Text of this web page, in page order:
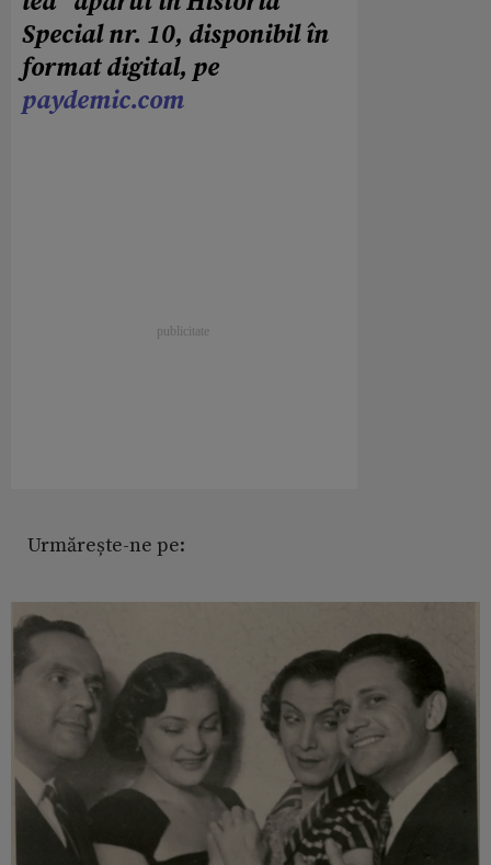
Special nr. 10, disponibil în
format digital, pe
paydemic.com
Urmărește-ne pe: